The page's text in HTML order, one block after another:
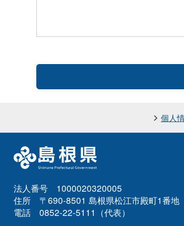
個人
法人番号 1000020320005
住所 〒690-8501 島根県松江市殿町1番地
電話 0852-22-5111（代表）